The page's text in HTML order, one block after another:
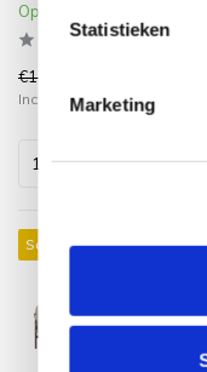
Statistieken
Marketing
Op voorraad
€1.899,00
Incl. btw
Sale 19%